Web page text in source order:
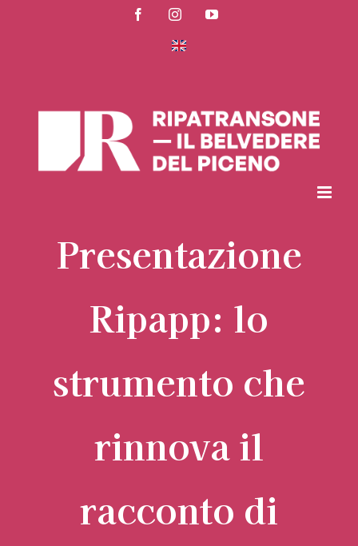
FacebookInstagramYouTube
Presentazione
Ripapp: lo
strumento che
rinnova il
racconto di